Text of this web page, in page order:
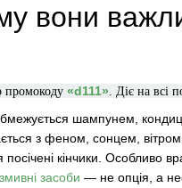
вони
промокоду «d111». Діє на всі
шампунем,
з феном, сонцем,
кінчики. Особливо
засоби — не опція, а